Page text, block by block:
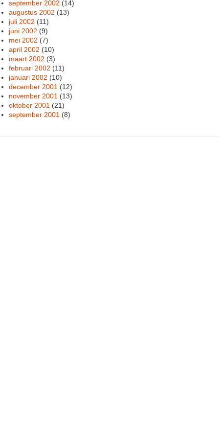
september 2002 (14)
augustus 2002 (13)
juli 2002 (11)
juni 2002 (9)
mei 2002 (7)
april 2002 (10)
maart 2002 (3)
februari 2002 (11)
januari 2002 (10)
december 2001 (12)
november 2001 (13)
oktober 2001 (21)
september 2001 (8)